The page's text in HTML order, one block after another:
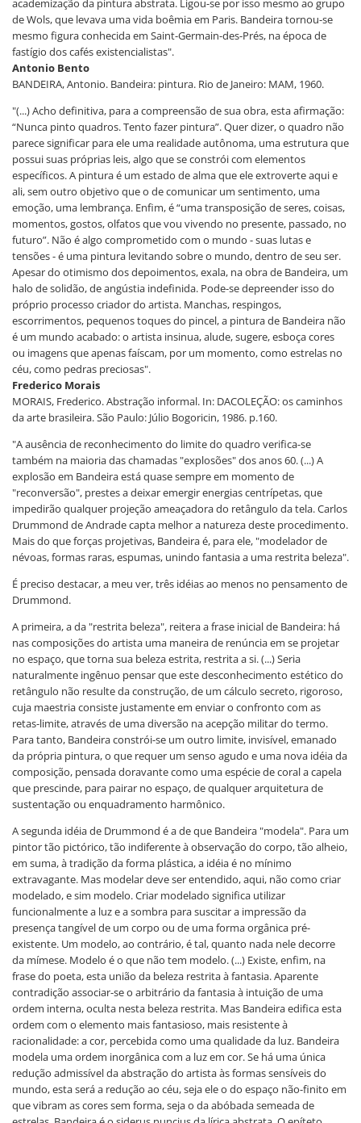
academização da pintura abstrata. Ligou-se por isso mesmo ao grupo
de Wols, que levava uma vida boêmia em Paris. Bandeira tornou-se
mesmo figura conhecida em Saint-Germain-des-Prés, na época de
fastígio dos cafés existencialistas".
Antonio Bento
BANDEIRA, Antonio. Bandeira: pintura. Rio de Janeiro: MAM, 1960.
"(...) Acho definitiva, para a compreensão de sua obra, esta afirmação:
“Nunca pinto quadros. Tento fazer pintura”. Quer dizer, o quadro não
parece significar para ele uma realidade autônoma, uma estrutura que
possui suas próprias leis, algo que se constrói com elementos
específicos. A pintura é um estado de alma que ele extroverte aqui e
ali, sem outro objetivo que o de comunicar um sentimento, uma
emoção, uma lembrança. Enfim, é “uma transposição de seres, coisas,
momentos, gostos, olfatos que vou vivendo no presente, passado, no
futuro”. Não é algo comprometido com o mundo - suas lutas e
tensões - é uma pintura levitando sobre o mundo, dentro de seu ser.
Apesar do otimismo dos depoimentos, exala, na obra de Bandeira, um
halo de solidão, de angústia indefinida. Pode-se depreender isso do
próprio processo criador do artista. Manchas, respingos,
escorrimentos, pequenos toques do pincel, a pintura de Bandeira não
é um mundo acabado: o artista insinua, alude, sugere, esboça cores
ou imagens que apenas faíscam, por um momento, como estrelas no
céu, como pedras preciosas".
Frederico Morais
MORAIS, Frederico. Abstração informal. In: DACOLEÇÃO: os caminhos
da arte brasileira. São Paulo: Júlio Bogoricin, 1986. p.160.
"A ausência de reconhecimento do limite do quadro verifica-se
também na maioria das chamadas "explosões" dos anos 60. (...) A
explosão em Bandeira está quase sempre em momento de
"reconversão", prestes a deixar emergir energias centrípetas, que
impedirão qualquer projeção ameaçadora do retângulo da tela. Carlos
Drummond de Andrade capta melhor a natureza deste procedimento.
Mais do que forças projetivas, Bandeira é, para ele, "modelador de
névoas, formas raras, espumas, unindo fantasia a uma restrita beleza".
É preciso destacar, a meu ver, três idéias ao menos no pensamento de
Drummond.
A primeira, a da "restrita beleza", reitera a frase inicial de Bandeira: há
nas composições do artista uma maneira de renúncia em se projetar
no espaço, que torna sua beleza estrita, restrita a si. (...) Seria
naturalmente ingênuo pensar que este desconhecimento estético do
retângulo não resulte da construção, de um cálculo secreto, rigoroso,
cuja maestria consiste justamente em enviar o confronto com as
retas-limite, através de uma diversão na acepção militar do termo.
Para tanto, Bandeira constrói-se um outro limite, invisível, emanado
da própria pintura, o que requer um senso agudo e uma nova idéia da
composição, pensada doravante como uma espécie de coral a capela
que prescinde, para pairar no espaço, de qualquer arquitetura de
sustentação ou enquadramento harmônico.
A segunda idéia de Drummond é a de que Bandeira "modela". Para um
pintor tão pictórico, tão indiferente à observação do corpo, tão alheio,
em suma, à tradição da forma plástica, a idéia é no mínimo
extravagante. Mas modelar deve ser entendido, aqui, não como criar
modelado, e sim modelo. Criar modelado significa utilizar
funcionalmente a luz e a sombra para suscitar a impressão da
presença tangível de um corpo ou de uma forma orgânica pré-
existente. Um modelo, ao contrário, é tal, quanto nada nele decorre
da mímese. Modelo é o que não tem modelo. (...) Existe, enfim, na
frase do poeta, esta união da beleza restrita à fantasia. Aparente
contradição associar-se o arbitrário da fantasia à intuição de uma
ordem interna, oculta nesta beleza restrita. Mas Bandeira edifica esta
ordem com o elemento mais fantasioso, mais resistente à
racionalidade: a cor, percebida como uma qualidade da luz. Bandeira
modela uma ordem inorgânica com a luz em cor. Se há uma única
redução admissível da abstração do artista às formas sensíveis do
mundo, esta será a redução ao céu, seja ele o do espaço não-finito em
que vibram as cores sem forma, seja o da abóbada semeada de